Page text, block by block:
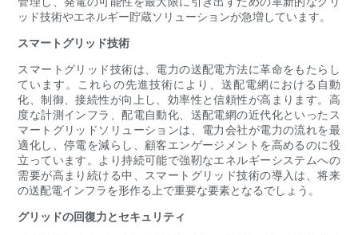
ッド技術やエネルギー貯蔵ソリューションが急増しています。
スマートグリッド技術
スマートグリッド技術は、電力の送配電方法に革命をもたらし
ています。これらの先進技術により、送配電網における自動
化、制御、接続性が向上し、効率性と信頼性が高まります。高
度な計測インフラ、配電自動化、送配電網の近代化といったス
マートグリッドソリューションは、電力会社が電力の流れを最
適化し、停電を減らし、顧客エンゲージメントを高めるのに役
立っています。より持続可能で強靭なエネルギーシステムへの
需要が高まり続ける中、スマートグリッド技術の導入は、将来
の送配電インフラを形作る上で重要な要素となるでしょう。
グリッドの回復力とセキュリティ